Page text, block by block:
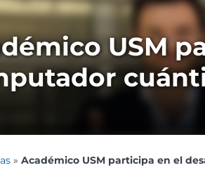
USM
» Académico USM participa en el